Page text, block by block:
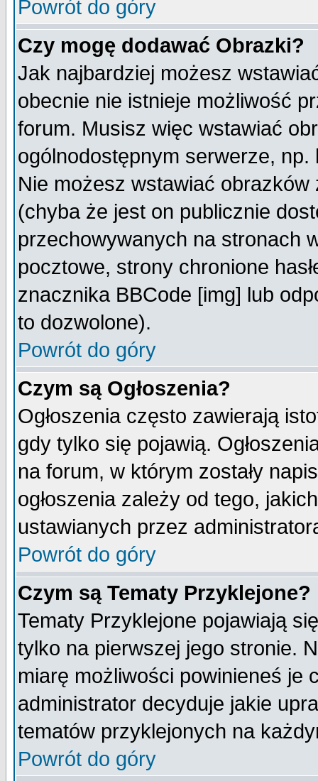
Powrót do góry
Czy mogę dodawać Obrazki?
Jak najbardziej możesz
obecnie nie istnieje możliwość
forum. Musisz więc wstawiać
ogólnodostępnym serwerze,
Nie możesz wstawiać
(chyba że jest on publicznie
przechowywanych na stronach
pocztowe, strony chronione
znacznika BBCode [img] lub
to dozwolone).
Powrót do góry
Czym są Ogłoszenia?
Ogłoszenia często zawierają
gdy tylko się pojawią.
na forum, w którym zostały
ogłoszenia zależy od tego,
ustawianych przez
Powrót do góry
Czym są Tematy Przyklejone?
Tematy Przyklejone pojawiają
tylko na pierwszej jego stronie.
miarę możliwości powinieneś je
administrator decyduje jakie
tematów przyklejonych na
Powrót do góry